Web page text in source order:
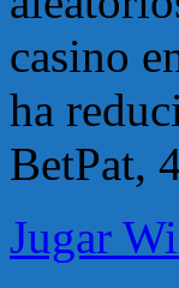
casino
ha
BetPat,
Jugar